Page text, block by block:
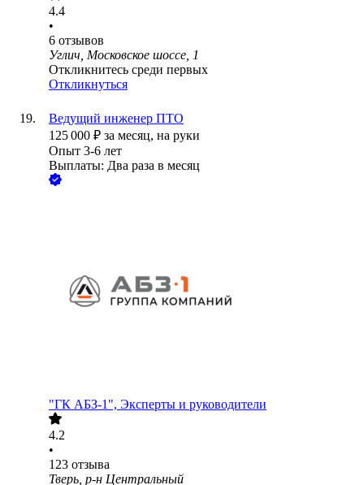
4.4
•
6 отзывов
Углич, Московское шоссе, 1
Откликнитесь среди первых
Откликнуться
Ведущий инженер ПТО
125 000 ₽ за месяц, на руки
Опыт 3-6 лет
Выплаты: Два раза в месяц
"ГК АБЗ-1", Эксперты и руководители
4.2
•
123 отзыва
Тверь, р-н Центральный